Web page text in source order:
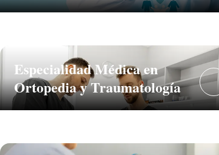
Especialidad Médica en
Ortopedia y Traumatología